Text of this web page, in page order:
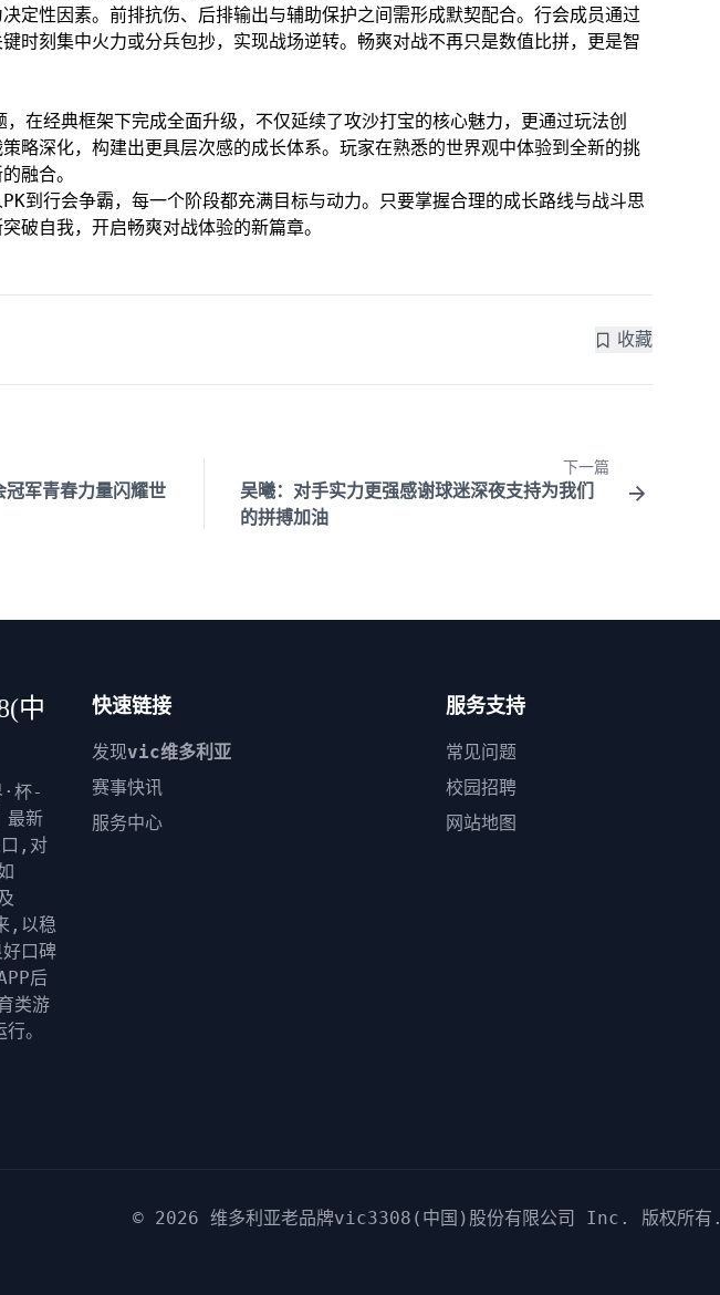
定性因素。前排抗伤、后排输出与辅助保护之间需形成默契配合。行会成员通过
时刻集中火力或分兵包抄，实现战场逆转。畅爽对战不再只是数值比拼，更是智
在经典框架下完成全面升级，不仅延续了攻沙打宝的核心魅力，更通过玩法创
略深化，构建出更具层次感的成长体系。玩家在熟悉的世界观中体验到全新的挑
融合。
到行会争霸，每一个阶段都充满目标与动力。只要掌握合理的成长路线与战斗思
破自我，开启畅爽对战体验的新篇章。
收藏
军青春力量闪耀世
下一篇
吴曦：对手实力更强感谢球迷深夜支持为我们
的拼搏加油
中
杯-
最新
口,对
,以稳
口碑
后
类游
。
快速链接
发现vic维多利亚
赛事快讯
服务中心
服务支持
常见问题
校园招聘
网站地图
© 2026 维多利亚老品牌vic3308(中国)股份有限公司 Inc. 版权所有.